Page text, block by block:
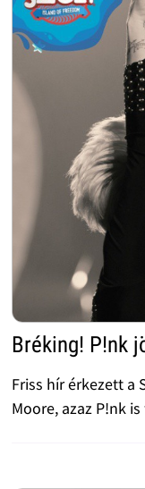
Bréking! P!nk
Friss hír érkezett a
Moore, azaz P!nk